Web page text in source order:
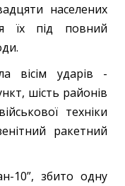
населених
їх під повний
вісім ударів -
шість районів
техніки
ракетний
10”, збито одну